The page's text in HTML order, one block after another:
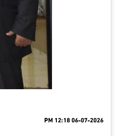
06-07-2026 12:18 PM